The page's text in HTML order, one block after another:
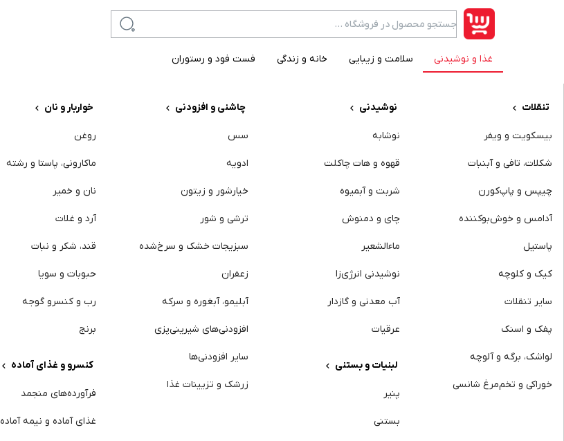
غذا و نوشیدنی سلامت و زیبایی خانه و زندگی فست فود و رستوران
تنقلات
بیسکویت و ویفر
شکلات، تافی و آبنبات
چیپس و پاپ‌کورن
آدامس و خوش‌بوکننده
پاستیل
کیک و کلوچه
سایر تنقلات
پفک و اسنک
لواشک، برگه و آلوچه
خوراکی و تخم‌مرغ شانسی
نوشیدنی
نوشابه
قهوه و هات چاکلت
شربت و آبمیوه
چای و دمنوش
ماءالشعیر
نوشیدنی انرژی‌زا
آب‌ معدنی و گازدار
عرقیات
لبنیات و بستنی
پنیر
بستنی
چاشنی و افزودنی
سس
ادویه
خیارشور و زیتون
ترشی و شور
سبزیجات خشک و سرخ‌شده
زعفران
آبلیمو، آبغوره و سرکه
افزودنی‌های شیرینی‌پزی
سایر افزودنی‌ها
زرشک و تزیینات غذا
خواربار و نان
روغن
ماکارونی، پاستا و رشته
نان و خمیر
آرد و غلات
قند، شکر و نبات
حبوبات و سویا
رب و کنسرو گوجه
برنج
کنسرو و غذای آماده
فرآورده‌های منجمد
غذای آماده و نیمه آماده
category item